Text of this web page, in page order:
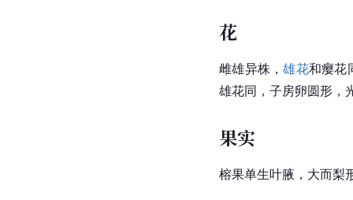
花
雌雄异株，雄花和瘿花
雄花同，子房卵圆形，
果实
榕果单生叶腋，大而梨